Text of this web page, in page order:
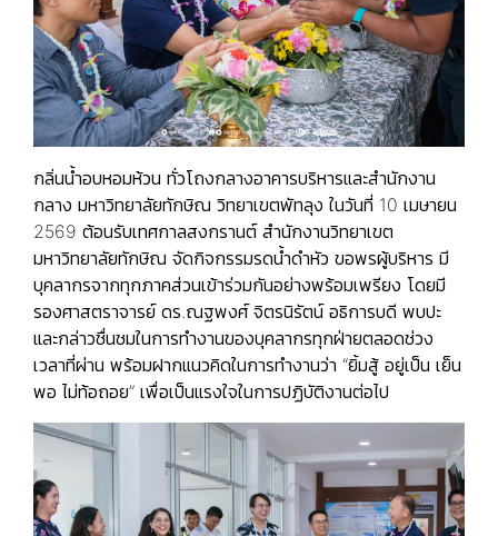
กลิ่นน้ำอบหอมห้วน ทั่วโถงกลางอาคารบริหารและสำนักงาน
กลาง มหาวิทยาลัยทักษิณ วิทยาเขตพัทลุง ในวันที่ 10 เมษายน
2569 ต้อนรับเทศกาลสงกรานต์ สำนักงานวิทยาเขต
มหาวิทยาลัยทักษิณ จัดกิจกรรมรดน้ำดำหัว ขอพรผู้บริหาร มี
บุคลากรจากทุกภาคส่วนเข้าร่วมกันอย่างพร้อมเพรียง โดยมี
รองศาสตราจารย์ ดร.ณฐพงศ์ จิตรนิรัตน์ อธิการบดี พบปะ
และกล่าวชื่นชมในการทำงานของบุคลากรทุกฝ่ายตลอดช่วง
เวลาที่ผ่าน พร้อมฝากแนวคิดในการทำงานว่า “ยิ้มสู้ อยู่เป็น เย็น
พอ ไม่ท้อถอย” เพื่อเป็นแรงใจในการปฏิบัติงานต่อไป